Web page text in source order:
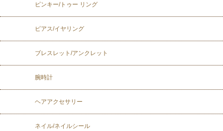
ピンキー/トゥー リング
ピアス/イヤリング
ブレスレット/アンクレット
腕時計
ヘアアクセサリー
ネイル/ネイルシール